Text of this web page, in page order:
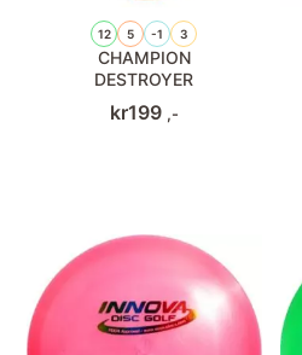
12 5 -1 3
CHAMPION
DESTROYER
kr199 ,-